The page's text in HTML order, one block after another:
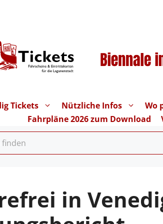
Tickets Nützliche Infos Wo
Fahrpläne 2026 zum Download
in